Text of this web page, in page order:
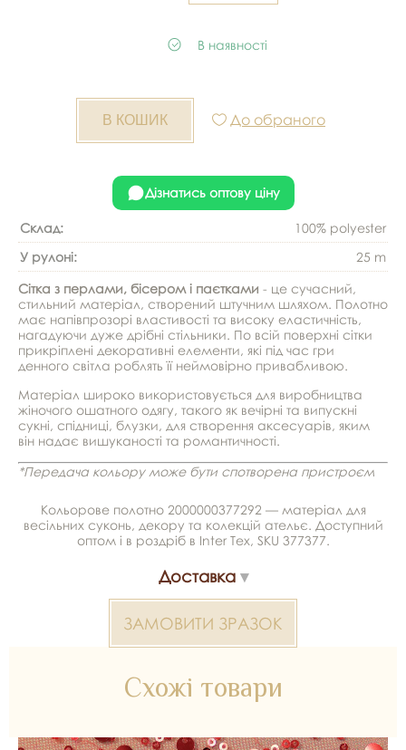
В наявності
До обраного
Дізнатись оптову ціну
Склад:
100% polyester
У рулоні:
25 m
Сітка з перлами, бісером і паєтками - це сучасний,
стильний матеріал, створений штучним шляхом. Полотно
має напівпрозорі властивості та високу еластичність,
нагадуючи дуже дрібні стільники. По всій поверхні сітки
прикріплені декоративні елементи, які під час гри
денного світла роблять її неймовірно привабливою.
Матеріал широко використовується для виробництва
жіночого ошатного одягу, такого як вечірні та випускні
сукні, спідниці, блузки, для створення аксесуарів, яким
він надає вишуканості та романтичності.
*Передача кольору може бути спотворена пристроєм
Кольорове полотно 2000000377292 — матеріал для
весільних суконь, декору та колекцій ательє. Доступний
оптом і в роздріб в Inter Tex, SKU 377377.
Доставка
ЗАМОВИТИ ЗРАЗОК
Схожі товари